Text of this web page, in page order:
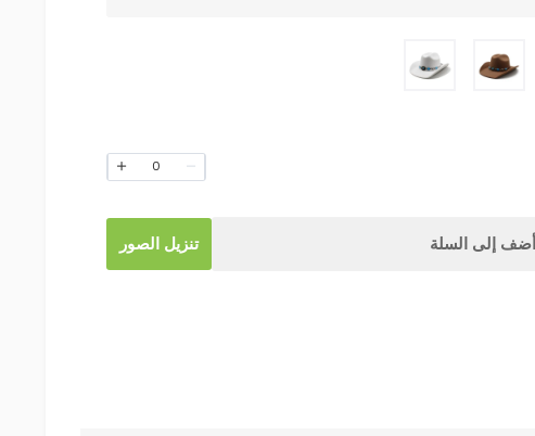
0
أضف إلى السلة تنزيل الصور